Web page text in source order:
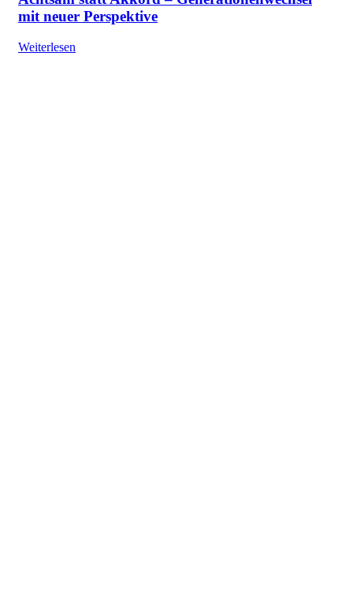
mit neuer Perspektive
Weiterlesen